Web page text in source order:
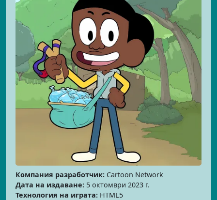
Компания разработчик: Cartoon Network
Дата на издаване: 5 октомври 2023 г.
Технология на играта: HTML5